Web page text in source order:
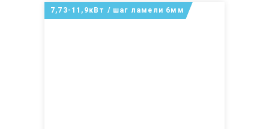
7,73-11,9кВт / шаг ламели 6мм